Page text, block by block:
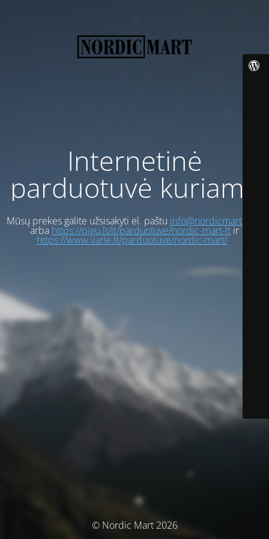
Internetinė
parduotuvė kuriama
Mūsų prekes galite užsisakyti el. paštu info@nordicmart.com
arba https://pigu.lt/lt/parduotuve/nordic-mart-ltir
https://www.varle.lt/parduotuve/nordic-mart/
© Nordic Mart 2026